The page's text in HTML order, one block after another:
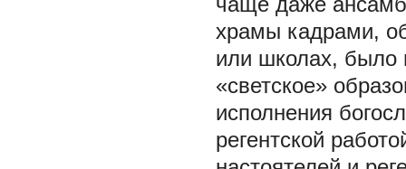
храмы кадрами,
или школах, было
«светское»
исполнения
регентской